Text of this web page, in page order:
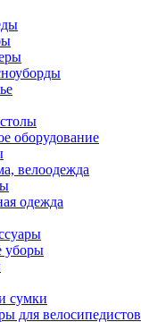
оборудование
велоодежда
одежда
уборы
сумки
для велосипедистов